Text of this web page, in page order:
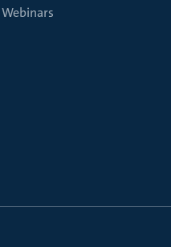
Webinars